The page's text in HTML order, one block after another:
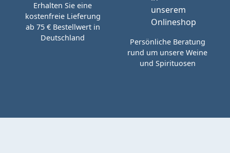
Erhalten Sie eine
kostenfreie Lieferung
ab 75 € Bestellwert in
Deutschland
Persönliche Beratung
rund um unsere Weine
und Spirituosen